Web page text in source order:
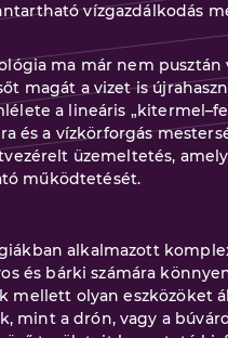
vízgazdálkodás
ma már nem
magát a vizet is
a lineáris
és a vízkörforgás
üzemeltetés,
működtetését.
alkalmazott
és bárki számára
mellett olyan eszközöket
mint a drón, vagy a